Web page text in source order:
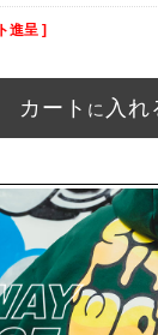
進呈 ]
カート に 入れ